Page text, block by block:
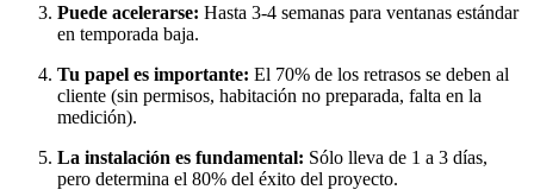
Puede acelerarse: Hasta 3-4 semanas para ventanas estándar
en temporada baja.
Tu papel es importante: El 70% de los retrasos se deben al
cliente (sin permisos, habitación no preparada, falta en la
medición).
La instalación es fundamental: Sólo lleva de 1 a 3 días,
pero determina el 80% del éxito del proyecto.